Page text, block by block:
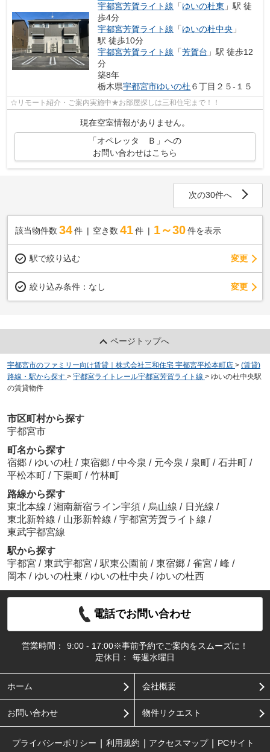
宇都宮芳賀ライト線 「ゆいの杜東 」駅 徒
歩4分
宇都宮芳賀ライト線 「ゆいの杜中央 」
駅 徒歩10分
宇都宮芳賀ライト線 「芳賀台 」駅 徒歩12
分
築8年
栃木県宇都宮市ゆいの杜 ６丁目２５-１５
☆リモート紹介・ご案内実施中★お部屋探しは三和住宅まで！！
現在空室情報がありません。
「オペレッタ Ｂ」への
お問い合わせはこちら
次の30件へ
該当物件数 34件 空き数 41 件 1～30 件を表示
駅で絞り込む 変更
絞り込み条件： なし 変更
ページトップへ
宇都宮市のファミリー向け賃貸｜株式会社三和住宅 宇都宮平松本町店 > (賃貸)
路線・駅から探す > 宇都宮ライトレール宇都宮芳賀ライト線 > ゆいの杜中央駅
の賃貸物件
市区町村から探す
宇都宮市
町名から探す
宿郷 / ゆいの杜 / 東宿郷 / 中今泉 / 元今泉 / 泉町 / 石井町 /
平松本町 / 下栗町 / 竹林町
路線から探す
東北本線 / 湘南新宿ライン宇須 / 烏山線 / 日光線 /
東北新幹線 / 山形新幹線 / 宇都宮芳賀ライト線 /
東武宇都宮線
駅から探す
宇都宮 / 東武宇都宮 / 駅東公園前 / 東宿郷 / 雀宮 / 峰 /
岡本 / ゆいの杜東 / ゆいの杜中央 / ゆいの杜西
電話でお問い合わせ
営業時間：
9:00 - 17:00※事前予約でご案内をスムーズに！
定休日：
毎週水曜日
ホーム 会社概要
お問い合わせ 物件リクエスト
プライバシーポリシー 利用規約 アクセスマップ
PCサイト